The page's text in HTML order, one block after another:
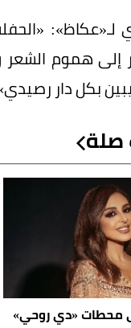
لـ«عكاظ»:
هموم الشعر
بكل دار
صلة
محطات «دي روحي»